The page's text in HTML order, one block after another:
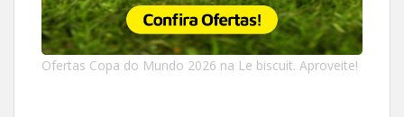
Ofertas Copa do Mundo 2026 na Le biscuit. Aproveite!